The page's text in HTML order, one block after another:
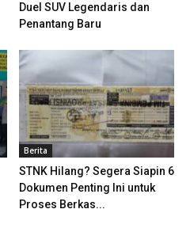
Duel SUV Legendaris dan
Penantang Baru
Berita
STNK Hilang? Segera Siapin 6
Dokumen Penting Ini untuk
Proses Berkas...